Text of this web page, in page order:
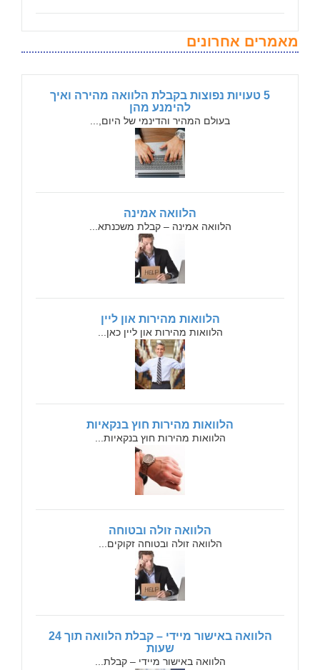
מאמרים אחרונים
5 טעויות נפוצות בקבלת הלוואה מהירה ואיך
להימנע מהן
בעולם המהיר והדינמי של היום,...
הלוואה אמינה
הלוואה אמינה – קבלת משכנתא...
הלוואות מהירות און ליין
הלוואות מהירות און ליין כאן...
הלוואות מהירות חוץ בנקאיות
הלוואות מהירות חוץ בנקאיות...
הלוואה זולה ובטוחה
הלוואה זולה ובטוחה זקוקים...
הלוואה באישור מיידי – קבלת הלוואה תוך 24
שעות
הלוואה באישור מיידי – קבלת...